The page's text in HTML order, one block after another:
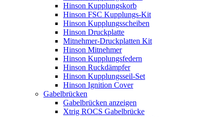
Hinson Kupplungskorb
Hinson FSC Kupplungs-Kit
Hinson Kupplungsscheiben
Hinson Druckplatte
Mitnehmer-Druckplatten Kit
Hinson Mitnehmer
Hinson Kupplungsfedern
Hinson Ruckdämpfer
Hinson Kupplungsseil-Set
Hinson Ignition Cover
Gabelbrücken
Gabelbrücken anzeigen
Xtrig ROCS Gabelbrücke